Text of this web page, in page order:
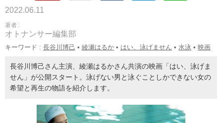
2022.06.11
著者 :
オトナンサー編集部
キーワード : 長谷川博己 • 綾瀬はるか • はい、泳げません • 水泳 • 映画
長谷川博己さん主演、綾瀬はるかさん共演の映画「はい、泳げま
せん」が公開スタート。泳げない男と泳ぐことしかできない女の
希望と再生の物語を紹介します。